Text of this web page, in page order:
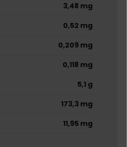
3,48 mg
0,52 mg
0,209 mg
0,118 mg
5,1 g
173,3 mg
11,95 mg